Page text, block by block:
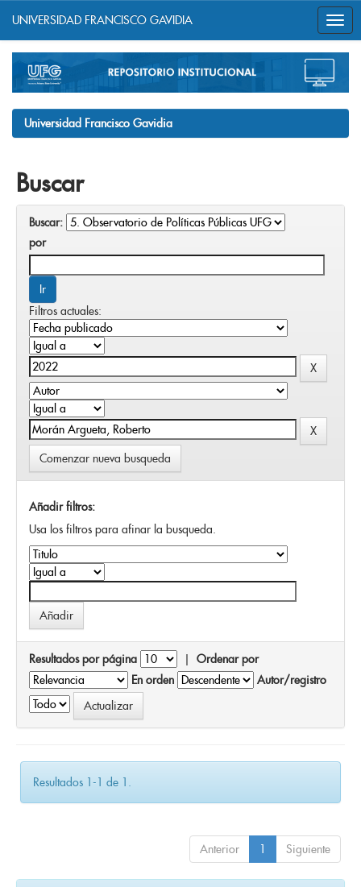
navigation
UNIVERSIDAD FRANCISCO GAVIDIA
Universidad Francisco Gavidia
Buscar
Buscar:
por
Filtros actuales:
Comenzar nueva busqueda
Añadir filtros:
Usa los filtros para afinar la busqueda.
Resultados por página | Ordenar por
En orden
Autor/registro
Resultados 1-1 de 1.
Anterior 1 Siguiente